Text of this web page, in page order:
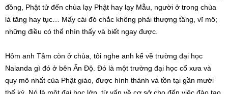
đồng, Phật tử đến chùa lạy Phật hay lạy Mẫu, người ở trong chùa
là tăng hay tục… Mấy cái đó chắc không phải thượng tầng, vĩ mô;
những điều có thể nhìn thấy và biết ngay được.
Hôm anh Tâm còn ở chùa, tôi nghe anh kể về trường đại học
Nalanda gì đó ở bên Ấn Độ. Đó là một trường đại học cổ xưa và
quy mô nhất của Phật giáo, được hình thành và tồn tại gần mười